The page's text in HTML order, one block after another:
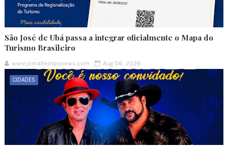
São José de Ubá passa a integrar oficialmente o Mapa do
Turismo Brasileiro
www.jornaltemponews.com Aug 06, 2026
CIDADES